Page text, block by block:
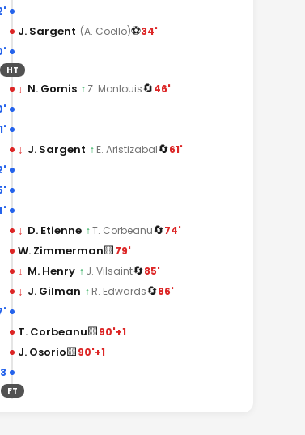
J. Sargent (A. Coello)⚽34'
HT
↓ N. Gomis ↑ Z. Monlouis🔄46'
↓ J. Sargent ↑ E. Aristizabal🔄61'
↓ D. Etienne ↑T. Corbeanu🔄74'
W. Zimmerman🟨79'
↓ M. Henry ↑ J. Vilsaint🔄85'
↓ J. Gilman ↑ R. Edwards🔄86'
T. Corbeanu🟨90'+1
J. Osorio🟨90'+1
FT